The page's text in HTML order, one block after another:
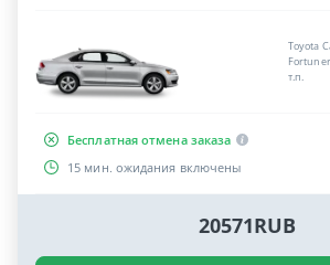
Toyota
т.п.
Бесплатная отмена заказа
15 мин. ожидания включены
20571RUB